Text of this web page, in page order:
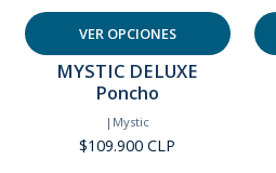
VER OPCIONES
MYSTIC DELUXE
Poncho
| Mystic
$109.900 CLP